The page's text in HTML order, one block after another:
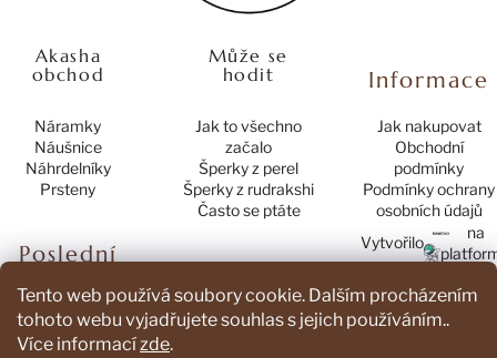
Tento web používá soubory cookie. Dalším procházením
tohoto webu vyjadřujete souhlas s jejich používáním..
Více informacízde.
v
p
i
s
u
Akasha
obchod
Náramky
Náušnice
Náhrdelníky
Prsteny
Může se
hodit
Jak to všechno
začalo
Šperky z perel
Šperky z rudrakshi
Často se ptáte
Informace
Jak nakupovat
Obchodní
podmínky
Podmínky ochrany
osobních údajů
Poslední
produktů
Vytvořilo
na